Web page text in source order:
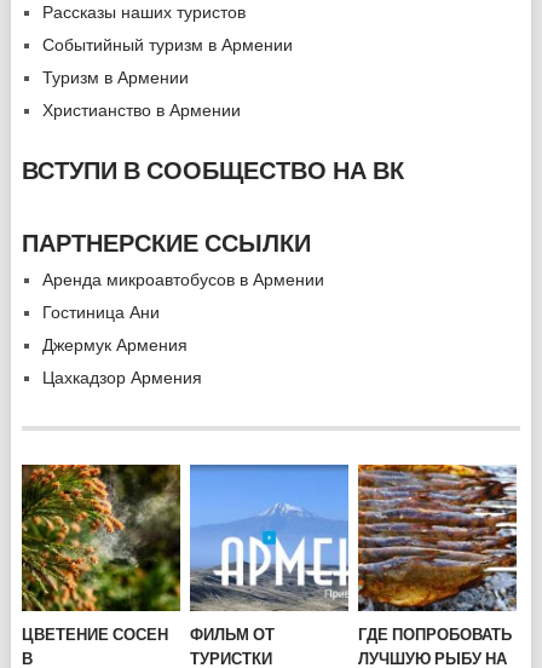
Рассказы наших туристов
Событийный туризм в Армении
Туризм в Армении
Христианство в Армении
ВСТУПИ В СООБЩЕСТВО НА ВК
ПАРТНЕРСКИЕ ССЫЛКИ
Аренда микроавтобусов в Армении
Гостиница Ани
Джермук Армения
Цахкадзор Армения
ЦВЕТЕНИЕ СОСЕН
В
ФИЛЬМ ОТ
ТУРИСТКИ
ГДЕ ПОПРОБОВАТЬ
ЛУЧШУЮ РЫБУ НА